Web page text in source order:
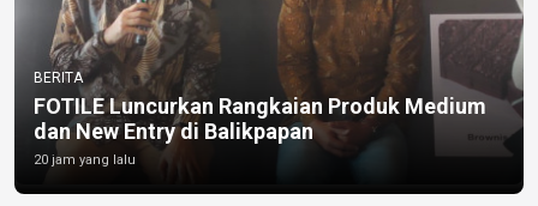
BERITA
FOTILE Luncurkan Rangkaian Produk Medium
dan New Entry di Balikpapan
20 jam yang lalu